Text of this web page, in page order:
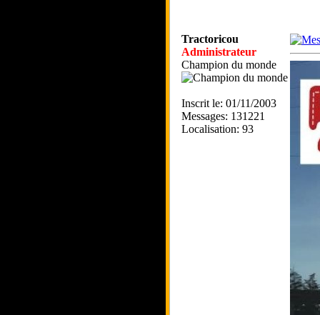
Tractoricou
Administrateur
Champion du monde
Inscrit le: 01/11/2003
Messages: 131221
Localisation: 93